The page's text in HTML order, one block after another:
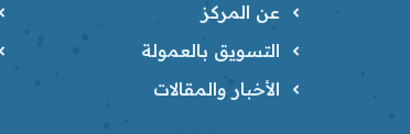
عن المركز
التسويق بالعمولة
الأخبار والمقالات